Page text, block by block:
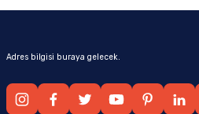
Adres bilgisi buraya gelecek.